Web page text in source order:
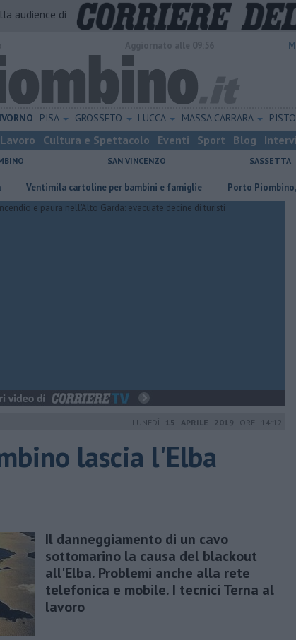
audience di
PISA GROSSETO LUCCA MASSA CARRARA
Lavoro Cultura e Spettacolo Eventi Sport Blog
SAN VINCENZO SASSETTA
cartoline per bambini e famiglie Porto Piombino, lente
LUNEDÌ 15 APRILE 2019 ORE 14:12
lascia l'Elba
Il danneggiamento di un cavo
sottomarino la causa del blackout
all'Elba. Problemi anche alla rete
telefonica e mobile. I tecnici Terna al
lavoro